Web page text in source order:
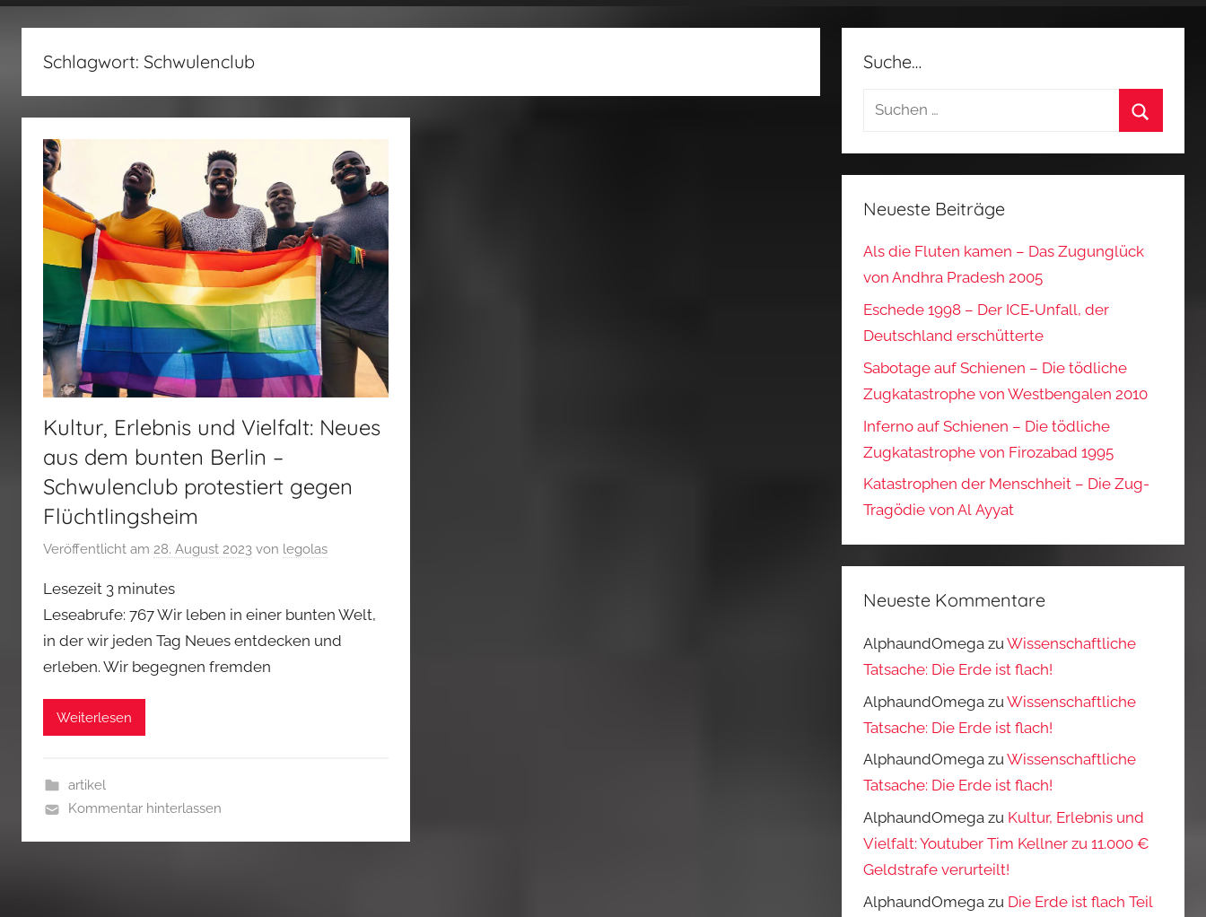
fertig…!
Schlagwort: Schwulenclub
Kultur, Erlebnis und Vielfalt: Neues
aus dem bunten Berlin –
Schwulenclub protestiert gegen
Flüchtlingsheim
Veröffentlicht am 28. August 2023 von legolas
Lesezeit 3 minutes
Leseabrufe: 767 Wir leben in einer bunten Welt,
in der wir jeden Tag Neues entdecken und
erleben. Wir begegnen fremden
Weiterlesen
artikel
Kommentar hinterlassen
Suche…
Suchen
Neueste Beiträge
Als die Fluten kamen – Das Zugunglück
von Andhra Pradesh 2005
Eschede 1998 – Der ICE‑Unfall, der
Deutschland erschütterte
Sabotage auf Schienen – Die tödliche
Zugkatastrophe von Westbengalen 2010
Inferno auf Schienen – Die tödliche
Zugkatastrophe von Firozabad 1995
Katastrophen der Menschheit – Die Zug-
Tragödie von Al Ayyat
Neueste Kommentare
AlphaundOmega zuWissenschaftliche
Tatsache: Die Erde ist flach!
AlphaundOmega zuWissenschaftliche
Tatsache: Die Erde ist flach!
AlphaundOmega zuWissenschaftliche
Tatsache: Die Erde ist flach!
AlphaundOmega zu Kultur, Erlebnis und
Vielfalt: Youtuber Tim Kellner zu 11.000 €
Geldstrafe verurteilt!
AlphaundOmega zu Die Erde ist flach Teil